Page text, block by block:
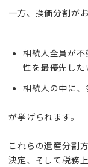
一方、換価分割が
相続人全員が
性を最優先した
相続人の中に
が挙げられます。
これらの遺産分割
決定、そして税務